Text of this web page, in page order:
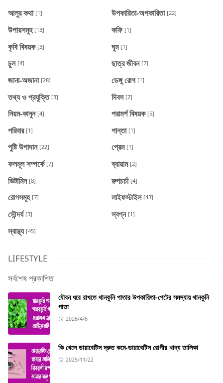
আলুর কথা [1] উপকারিতা-অপকারিতা [22]
উপায়সমূহ [13] কফি [1]
কৃষি বিষয়ক [3] ঘুম [1]
চুল [4] ছাত্র জীবন [2]
জানা-অজানা [28] ডেঙ্গু রোগ [1]
তথ্য ও প্রযুক্তি [3] দিবস [2]
নিয়ম-কানুন [4] পরামর্শ বিষয়ক [5]
পরিবার [1] পান্তা [1]
পুষ্টি উপাদান [22] প্রেম [1]
ফলমূল সম্পর্কে [7] ব্যায়াম [2]
ভিটামিন [8] রুপচর্চা [4]
রোগসমূহ [7] লাইফস্টাইল [43]
সৌন্দর্য [3] স্বপ্ন [1]
স্বাস্থ্য [45]
LIFESTYLE
সর্বশেষ প্রকাশিত
যৌবন ধরে রাখতে থানকুনি পাতার উপকারিতা-পেটের সমস্যায় থানকুনি
পাতা
2026/4/6
কি খেলে ডায়াবেটিস দ্রুত কমে-ডায়াবেটিস রোগীর খাদ্য তালিকা
2025/11/22